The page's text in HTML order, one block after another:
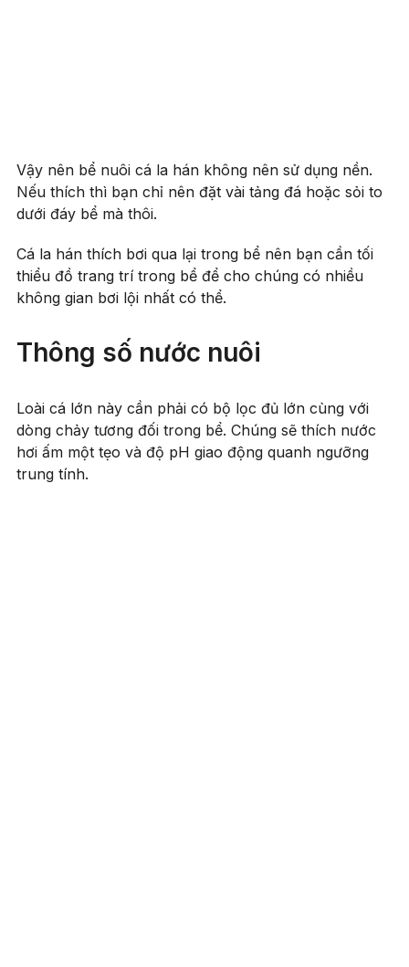
Vậy nên bể nuôi cá la hán không nên sử dụng nền.
Nếu thích thì bạn chỉ nên đặt vài tảng đá hoặc sỏi to
dưới đáy bể mà thôi.
Cá la hán thích bơi qua lại trong bể nên bạn cần tối
thiểu đồ trang trí trong bể để cho chúng có nhiều
không gian bơi lội nhất có thể.
Thông số nước nuôi
Loài cá lớn này cần phải có bộ lọc đủ lớn cùng với
dòng chảy tương đối trong bể. Chúng sẽ thích nước
hơi ấm một tẹo và độ pH giao động quanh ngưỡng
trung tính.